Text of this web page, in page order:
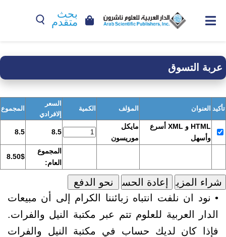
بحث
متقدم
عربة التسوق
تأكيد العنوان المؤلف الكمية
السعر
إلافرادي
المجموع
HTML و XML أسرع
وأسهل
مايكل
موريسون
8.5
8.5
المجموع
العام:
8.50$
• نود ان نلفت انتباه زبائننا الكرام إلى أن مبيعات
الدار العربية للعلوم تتم عبر مكتبة النيل والفرات.
فإذا كان لديك حساب في مكتبة النيل والفرات